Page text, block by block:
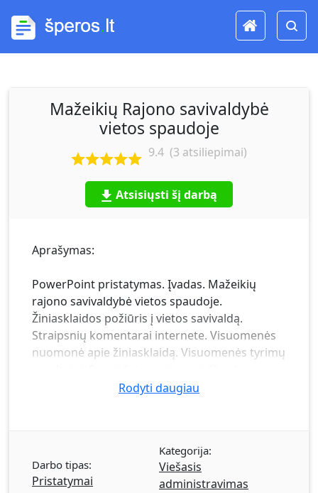
Mažeikių Rajono savivaldybė
vietos spaudoje
9.4 (3 atsiliepimai)
Atsisiųsti šį darbą
Aprašymas:
PowerPoint pristatymas. Įvadas. Mažeikių
rajono savivaldybė vietos spaudoje.
Žiniasklaidos požiūris į vietos savivaldą.
Straipsnių komentarai internete. Visuomenės
nuomonė apie žiniasklaidą. Visuomenės tyrimų
Rodyti daugiau
Darbo tipas:
Pristatymai
Kategorija:
Viešasis
administravimas